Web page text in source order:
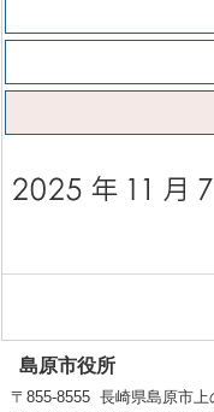
島原市役所
〒855-8555 長崎県島原市上